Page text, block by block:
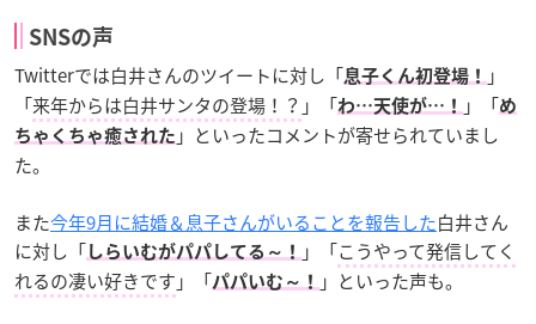
SNSの声
Twitterでは白井さんのツイートに対し「息子くん初登場！
」
「来年からは白井サンタの登場！？ 」「わ…天使が…！ 」「め
ちゃくちゃ癒された 」といったコメントが寄せられていまし
た。
また今年9月に結婚＆息子さんがいることを報告した白井さん
に対し「 しらいむがパパしてる～！ 」「こうやって発信してく
れるの凄い好きです 」「パパいむ～！ 」といった声も。